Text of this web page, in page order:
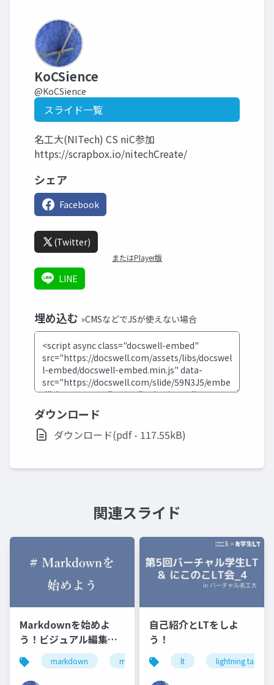
KoCSience
@KoCSience
スライド一覧
名工大(NITech) CS niC参加
https://scrapbox.io/nitechCreate/
シェア
Facebook
(Twitter)
またはPlayer版
LINE
埋め込む »CMSなどでJSが使えない場合
ダウンロード
ダウンロード(pdf - 117.55kB)
関連スライド
Markdownを始めよ
う！ビジュアル編集ソ
フトMarkTextと
Typoraを紹介！
markdown marktext にこのこlt会 にこ
自己紹介とLTをしよ
う！
lt lightning talk